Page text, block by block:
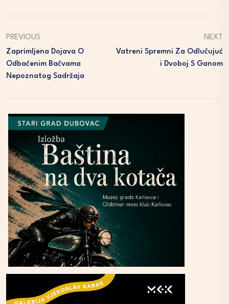
PREVIOUS
Zaprimljena Dojava O
Odbačenim Bačvama
Nepoznatog Sadržaja
NEXT
Vatreni Spremni Za Odlučujuć
I Dvoboj S Ganom